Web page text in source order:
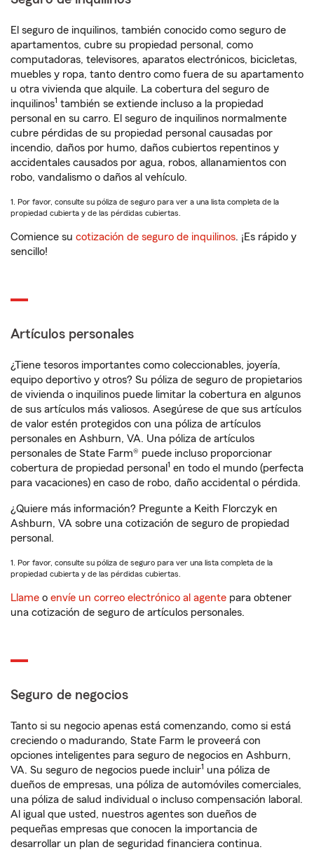
El seguro de inquilinos, también conocido como seguro de
apartamentos, cubre su propiedad personal, como
computadoras, televisores, aparatos electrónicos, bicicletas,
muebles y ropa, tanto dentro como fuera de su apartamento
u otra vivienda que alquile. La cobertura del seguro de
inquilinos1 también se extiende incluso a la propiedad
personal en su carro. El seguro de inquilinos normalmente
cubre pérdidas de su propiedad personal causadas por
incendio, daños por humo, daños cubiertos repentinos y
accidentales causados por agua, robos, allanamientos con
robo, vandalismo o daños al vehículo.
1. Por favor, consulte su póliza de seguro para ver a una lista completa de la
propiedad cubierta y de las pérdidas cubiertas.
Comience su cotización de seguro de inquilinos. ¡Es rápido y
sencillo!
Artículos personales
¿Tiene tesoros importantes como coleccionables, joyería,
equipo deportivo y otros? Su póliza de seguro de propietarios
de vivienda o inquilinos puede limitar la cobertura en algunos
de sus artículos más valiosos. Asegúrese de que sus artículos
de valor estén protegidos con una póliza de artículos
personales en Ashburn, VA. Una póliza de artículos
personales de State Farm® puede incluso proporcionar
cobertura de propiedad personal 1 en todo el mundo (perfecta
para vacaciones) en caso de robo, daño accidental o pérdida.
¿Quiere más información? Pregunte a Keith Florczyk en
Ashburn, VA sobre una cotización de seguro de propiedad
personal.
1. Por favor, consulte su póliza de seguro para ver una lista completa de la
propiedad cubierta y de las pérdidas cubiertas.
Llame o envíe un correo electrónico al agente para obtener
una cotización de seguro de artículos personales.
Seguro de negocios
Tanto si su negocio apenas está comenzando, como si está
creciendo o madurando, State Farm le proveerá con
opciones inteligentes para seguro de negocios en Ashburn,
VA. Su seguro de negocios puede incluir1 una póliza de
dueños de empresas, una póliza de automóviles comerciales,
una póliza de salud individual o incluso compensación laboral.
Al igual que usted, nuestros agentes son dueños de
pequeñas empresas que conocen la importancia de
desarrollar un plan de seguridad financiera continua.